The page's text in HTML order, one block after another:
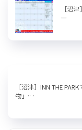
［沼
ー
［沼津］INN THE
物」…